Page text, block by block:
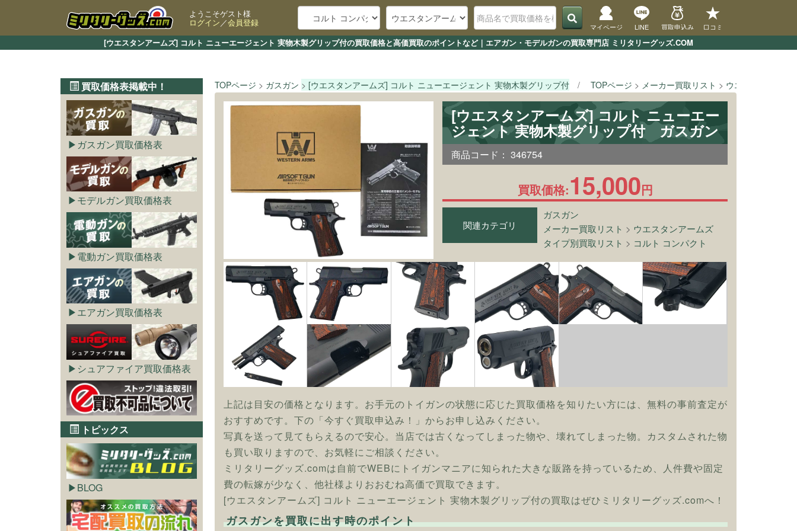
[ウエスタンアームズ] コルト ニューエージェント 実物木製グリップ付の買取価格と高価買取のポイントなど｜エアガン・モデルガンの買取専門店 ミリタリーグッズ.COM
ようこそゲスト様
ログイン／会員登録 マイページ LINE 買取申込み 口コミ
TOPページ ガスガン [ウエスタンアームズ] コルト ニューエージェント 実物木製グリップ付 TOPページ メーカー買取リスト ウエスタンアーム
[ウエスタンアームズ] コルト ニューエー
ジェント 実物木製グリップ付 ガスガン
商品コード： 346754
買取価格:15,000円
関連カテゴリ
ガスガン
メーカー買取リスト > ウエスタンアームズ
タイプ別買取リスト > コルト コンパクト
上記は目安の価格となります。お手元のトイガンの状態に応じた買取価格を知りたい方には、無料の事前査定が
おすすめです。下の「今すぐ買取申込み！」からお申し込みください。
写真を送って見てもらえるので安心。当店では古くなってしまった物や、壊れてしまった物。カスタムされた物
も買い取りますので、お気軽にご相談ください。
ミリタリーグッズ.comは自前でWEBにトイガンマニアに知られた大きな販路を持っているため、人件費や固定
費の転嫁が少なく、他社様よりおおむね高価で買取できます。
[ウエスタンアームズ] コルト ニューエージェント 実物木製グリップ付の買取はぜひミリタリーグッズ.comへ！
ガスガンを買取に出す時のポイント
買取価格表掲載中！
ガスガン買取価格表
モデルガン買取価格表
電動ガン買取価格表
エアガン買取価格表
シュアファイア買取価格表
トピックス
BLOG